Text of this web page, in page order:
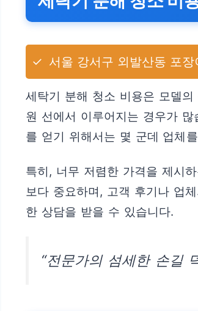
✓ 서울 강서구 외발산동 포
세탁기 분해 청소 비용은 모델
원 선에서 이루어지는 경우가
를 얻기 위해서는 몇 군데 업체
특히, 너무 저렴한 가격을 제시
보다 중요하며, 고객 후기나 업
한 상담을 받을 수 있습니다.
“전문가의 섬세한 손길